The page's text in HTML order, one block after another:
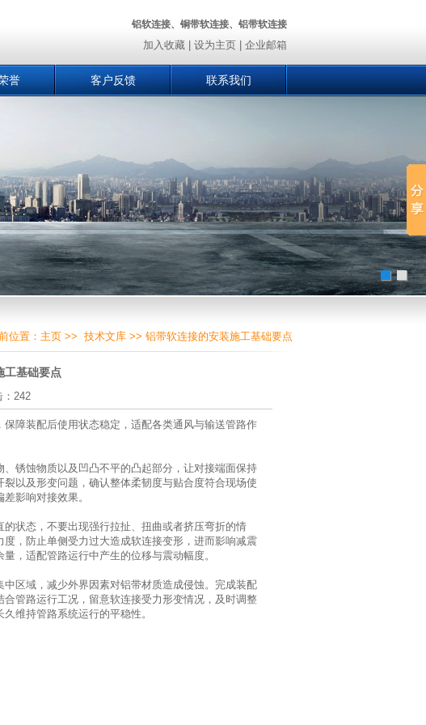
铝软连接、铜带软连接、铝带软连接
加入收藏 设为主页 企业邮箱
誉 客户反馈 联系我们
位置： 主页 >> 技术文库 >> 铝带软连接的安装施工基础要点
工基础要点
242
障装配后使用状态稳定，适配各类通风与输送管路作
锈蚀物质以及凹凸不平的凸起部分，让对接端面保持
以及形变问题，确认整体柔韧度与贴合度符合现场使
影响对接效果。
状态，不要出现强行拉扯、扭曲或者挤压弯折的情
，防止单侧受力过大造成软连接变形，进而影响减震
，适配管路运行中产生的位移与震动幅度。
区域，减少外界因素对铝带材质造成侵蚀。完成装配
管路运行工况，留意软连接受力形变情况，及时调整
维持管路系统运行的平稳性。